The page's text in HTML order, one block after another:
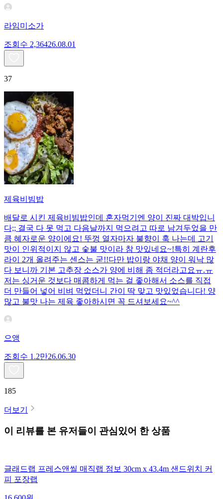
라임미소가
조회수 2,36426.08.01
37
제육비빔밥
배달로 시킨 제육비빔밥인데 혼자먹기엔 양이 진짜 대박입니
다;; 결국 다 못 먹고 다음날까지 먹으려고 따로 남겨두었을 만
큼 혜자로운 양이에요! 뚜껑 열자마자 불향이 훅 나는데 고기
맛이 인위적이지 않고 숯불 맛이라 참 맛있네요~!특히 계란후
라이 2개 올려주는 센스는 굳!! ​다만 밥이랑 야채 양이 워낙 많
다 보니까 기본 고추장 소스가 양에 비해 좀 적더라고요ㅠ.ㅠ
저는 싱거운 것보다 매콤하게 먹는 걸 좋아해서 소스를 직접
더 만들어 넣어 비벼 먹었더니 간이 딱 맞고 맛있었습니다! 양
많고 불맛 나는 제육 좋아하시면 꼭 드셔보세요~^^
으앵
조회수 1.2만26.06.30
185
더보기
이 리뷰를 본 유저들이 관심있어 한 상품
글래드랩 프레스앤씰 매직랩 점보 30cm x 43.4m 샌드위치 커
피 포장랩